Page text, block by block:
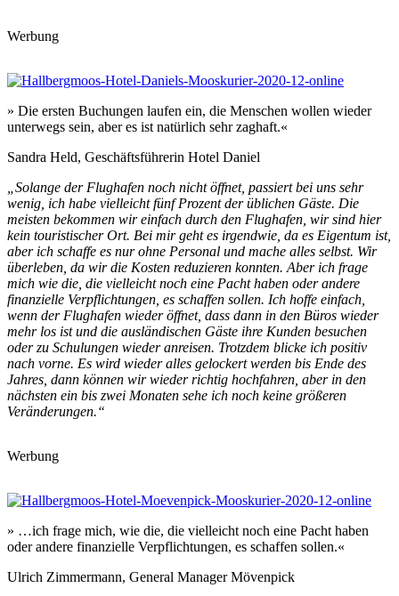
Werbung
» Die ersten Buchungen laufen ein, die Menschen wollen wieder
unterwegs sein, aber es ist natürlich sehr zaghaft.«
Sandra Held, Geschäftsführerin Hotel Daniel
„Solange der Flughafen noch nicht öffnet, passiert bei uns sehr
wenig, ich habe vielleicht fünf Prozent der üblichen Gäste. Die
meisten bekommen wir einfach durch den Flughafen, wir sind hier
kein touristischer Ort. Bei mir geht es irgendwie, da es Eigentum ist,
aber ich schaffe es nur ohne Personal und mache alles selbst. Wir
überleben, da wir die Kosten reduzieren konnten. Aber ich frage
mich wie die, die vielleicht noch eine Pacht haben oder andere
finanzielle Verpflichtungen, es schaffen sollen. Ich hoffe einfach,
wenn der Flughafen wieder öffnet, dass dann in den Büros wieder
mehr los ist und die ausländischen Gäste ihre Kunden besuchen
oder zu Schulungen wieder anreisen. Trotzdem blicke ich positiv
nach vorne. Es wird wieder alles gelockert werden bis Ende des
Jahres, dann können wir wieder richtig hochfahren, aber in den
nächsten ein bis zwei Monaten sehe ich noch keine größeren
Veränderungen.“
Werbung
» …ich frage mich, wie die, die vielleicht noch eine Pacht haben
oder andere finanzielle Verpflichtungen, es schaffen sollen.«
Ulrich Zimmermann, General Manager Mövenpick